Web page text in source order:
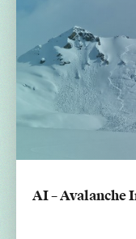
AI – Avalanche